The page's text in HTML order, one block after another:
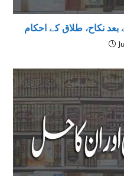
نکاح، طلاق کے احکام